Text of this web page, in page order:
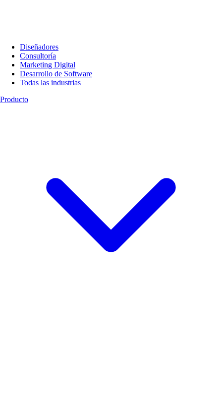
Diseñadores
Consultoría
Marketing Digital
Desarrollo de Software
Todas las industrias
Producto